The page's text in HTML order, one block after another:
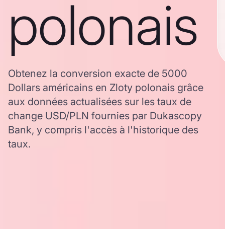
polonais
Obtenez la conversion exacte de 5000
Dollars américains en Zloty polonais grâce
aux données actualisées sur les taux de
change USD/PLN fournies par Dukascopy
Bank, y compris l'accès à l'historique des
taux.